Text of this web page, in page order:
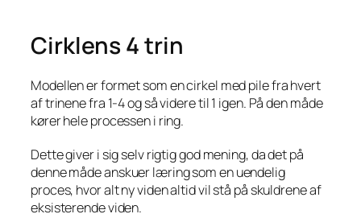
Cirklens 4 trin
Modellen er formet som en cirkel med pile fra hvert
af trinene fra 1-4 og så videre til 1 igen. På den måde
kører hele processen i ring.
Dette giver i sig selv rigtig god mening, da det på
denne måde anskuer læring som en uendelig
proces, hvor alt ny viden altid vil stå på skuldrene af
eksisterende viden.